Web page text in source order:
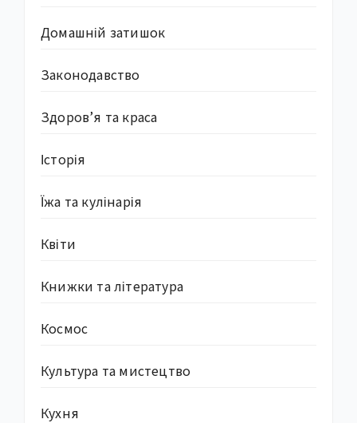
Домашній затишок
Законодавство
Здоров’я та краса
Історія
Їжа та кулінарія
Квіти
Книжки та література
Космос
Культура та мистецтво
Кухня